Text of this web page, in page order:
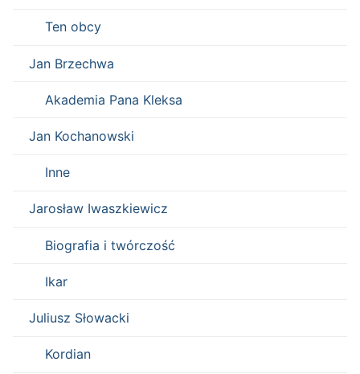
Ten obcy
Jan Brzechwa
Akademia Pana Kleksa
Jan Kochanowski
Inne
Jarosław Iwaszkiewicz
Biografia i twórczość
Ikar
Juliusz Słowacki
Kordian